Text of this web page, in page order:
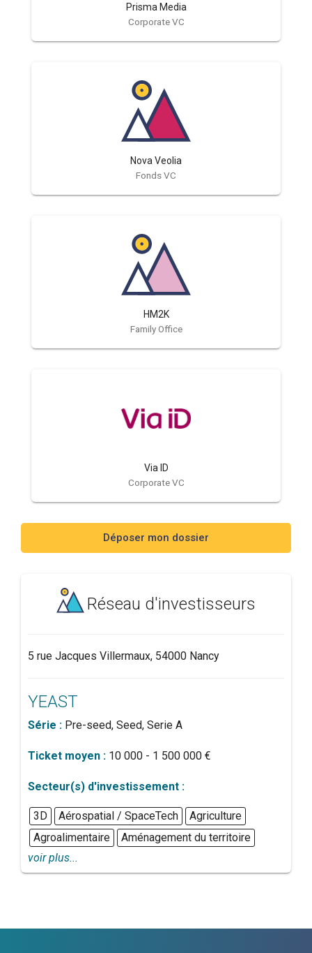
Prisma Media
Corporate VC
Nova Veolia
Fonds VC
HM2K
Family Office
Via ID
Corporate VC
Déposer mon dossier
Réseau d'investisseurs
5 rue Jacques Villermaux, 54000 Nancy
YEAST
Série : Pre-seed, Seed, Serie A
Ticket moyen : 10 000 - 1 500 000 €
Secteur(s) d'investissement :
3D Aérospatial / SpaceTech
Agriculture
Agroalimentaire
Aménagement du territoire
voir plus...